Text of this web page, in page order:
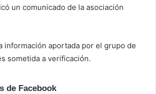
un comunicado de la asociación
información aportada por el grupo de
sometida a verificación.
de Facebook